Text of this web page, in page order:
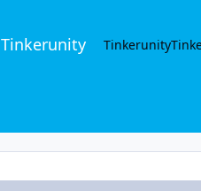
Tinkerunity Tinkerunity